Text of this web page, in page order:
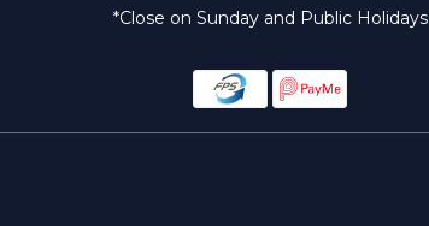
*Close on Sunday and Public Holidays